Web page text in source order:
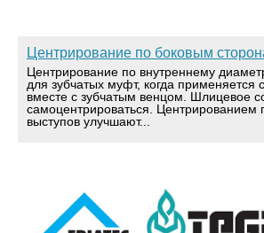
Центрирование по боковым
Центрирование по внутреннему
для зубчатых муфт, когда применяется
вместе с зубчатым венцом. Шлицевое
самоцентрироваться. Центрированием
выступов улучшают...